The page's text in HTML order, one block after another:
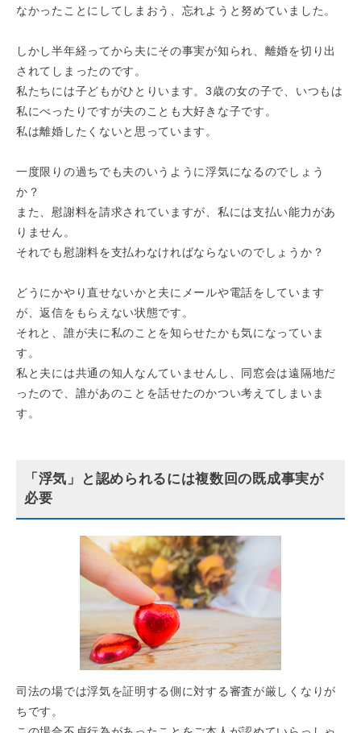
なかったことにしてしまおう、忘れようと努めていました。
しかし半年経ってから夫にその事実が知られ、離婚を切り出
されてしまったのです。
私たちには子どもがひとりいます。3歳の女の子で、いつもは
私にべったりですが夫のことも大好きな子です。
私は離婚したくないと思っています。
一度限りの過ちでも夫のいうように浮気になるのでしょう
か？
また、慰謝料を請求されていますが、私には支払い能力があ
りません。
それでも慰謝料を支払わなければならないのでしょうか？
どうにかやり直せないかと夫にメールや電話をしています
が、返信をもらえない状態です。
それと、誰が夫に私のことを知らせたかも気になっていま
す。
私と夫には共通の知人なんていませんし、同窓会は遠隔地だ
ったので、誰があのことを話せたのかつい考えてしまいま
す。
「浮気」と認められるには複数回の既成事実が
必要
司法の場では浮気を証明する側に対する審査が厳しくなりが
ちです。